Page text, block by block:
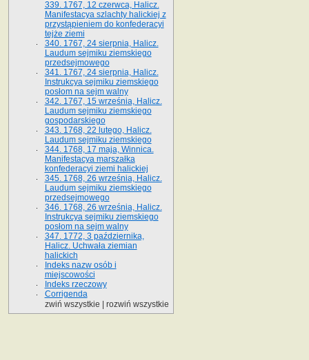
339. 1767, 12 czerwca, Halicz.
Manifestacya szlachty halickiej z
przystąpieniem do konfederacyi
tejże ziemi
340. 1767, 24 sierpnia, Halicz.
Laudum sejmiku ziemskiego
przedsejmowego
341. 1767, 24 sierpnia, Halicz.
Instrukcya sejmiku ziemskiego
posłom na sejm walny
342. 1767, 15 września, Halicz.
Laudum sejmiku ziemskiego
gospodarskiego
343. 1768, 22 lutego, Halicz.
Laudum sejmiku ziemskiego
344. 1768, 17 maja, Winnica.
Manifestacya marszałka
konfederacyi ziemi halickiej
345. 1768, 26 września, Halicz.
Laudum sejmiku ziemskiego
przedsejmowego
346. 1768, 26 września, Halicz.
Instrukcya sejmiku ziemskiego
posłom na sejm walny
347. 1772, 3 października,
Halicz. Uchwała ziemian
halickich
Indeks nazw osób i
miejscowości
Indeks rzeczowy
Corrigenda
zwiń wszystkie
rozwiń wszystkie